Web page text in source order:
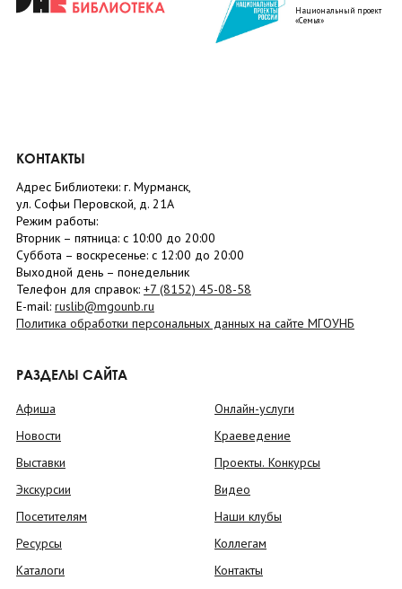
Национальный проект
«Семья»
КОНТАКТЫ
Адрес Библиотеки: г. Мурманск,
ул. Софьи Перовской, д. 21А
Режим работы:
Вторник – пятница: с 10:00 до 20:00
Суббота – воскресенье: c 12:00 до 20:00
Выходной день – понедельник
Телефон для справок: +7 (8152) 45-08-58
E-mail: ruslib@mgounb.ru
Политика обработки персональных данных на сайте МГОУНБ
РАЗДЕЛЫ САЙТА
Афиша
Новости
Выставки
Экскурсии
Посетителям
Ресурсы
Каталоги
Онлайн-услуги
Краеведение
Проекты. Конкурсы
Видео
Наши клубы
Коллегам
Контакты